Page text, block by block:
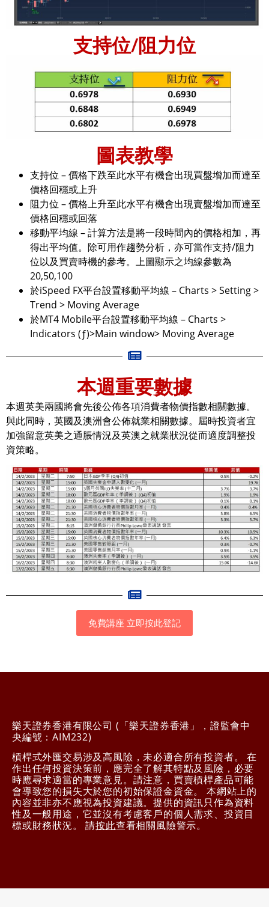
支持位/阻力位
圖表教學
支持位 – 價格下跌至此水平有機會出現買盤增加而達至
價格回穩或上升
阻力位 – 價格上升至此水平有機會出現賣盤增加而達至
價格回穩或回落
移動平均線 – 計算方法是將一段時間內的價格相加，再
得出平均值。除可用作趨勢分析，亦可當作支持/阻力
位以及買賣時機的參考。上圖顯示之均線參數為
20,50,100
於iSpeed FX平台設置移動平均線 – Charts > Setting >
Trend > Moving Average
於MT4 Mobile平台設置移動平均線 – Charts >
Indicators (ƒ)>Main window> Moving Average
本週重要數據
本週英美兩國將會先後公佈各項消費者物價指數相關數據。
與此同時，英國及澳洲會公佈就業相關數據。屆時投資者宜
加強留意英美之通脹情況及英澳之就業狀況從而適度調整投
資策略。
免費講座 立即按此登記
樂天證券香港有限公司 (「樂天證券香港」，證監會中
央編號：AIM232)
槓桿式外匯交易涉及高風險，未必適合所有投資者。 在
作出任何投資決策前，應完全了解其特點及風險，必要
時應尋求適當的專業意見。請注意，買賣槓桿產品可能
會導致您的損失大於您的初始保證金資金。 本網站上的
內容並非亦不應視為投資建議。提供的資訊只作為資料
性及一般用途，它並沒有考慮客戶的個人需求、投資目
標或財務狀況。 請按此查看相關風險警示。